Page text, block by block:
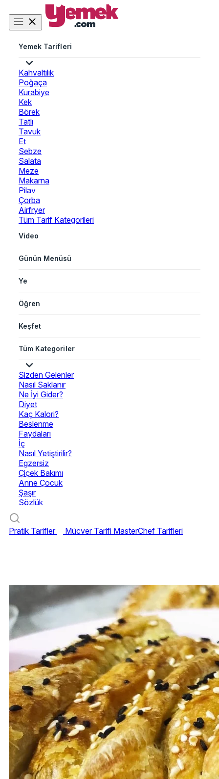
Yemek Tarifleri
Kahvaltılık
Poğaça
Kurabiye
Kek
Börek
Tatlı
Tavuk
Et
Sebze
Salata
Meze
Makarna
Pilav
Çorba
Airfryer
Tüm Tarif Kategorileri
Video
Günün Menüsü
Ye
Öğren
Keşfet
Tüm Kategoriler
Sizden Gelenler
Nasıl Saklanır
Ne İyi Gider?
Diyet
Kaç Kalori?
Beslenme
Faydaları
İç
Nasıl Yetiştirilir?
Egzersiz
Çiçek Bakımı
Anne Çocuk
Şaşır
Sözlük
Pratik Tarifler Mücver Tarifi MasterChef Tarifleri